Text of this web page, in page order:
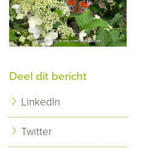
Deel dit bericht
LinkedIn
Twitter